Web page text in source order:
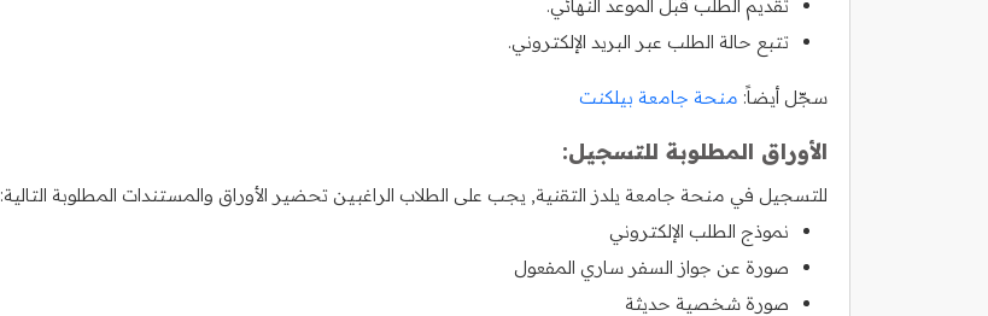
تقديم الطلب قبل الموعد النهائي.
تتبع حالة الطلب عبر البريد الإلكتروني.
سجّل أيضاً: منحة جامعة بيلكنت
الأوراق المطلوبة للتسجيل:
للتسجيل في منحة جامعة يلدز التقنية, يجب على الطلاب الراغبين تحضير الأوراق والمستندات المطلوبة التالية:
نموذج الطلب الإلكتروني
صورة عن جواز السفر ساري المفعول
صورة شخصية حديثة